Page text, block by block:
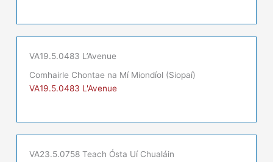
VA19.5.0483 L’Avenue
Comhairle Chontae na Mí Miondíol (Siopaí)
VA19.5.0483 L'Avenue
VA23.5.0758 Teach Ósta Uí Chualáin